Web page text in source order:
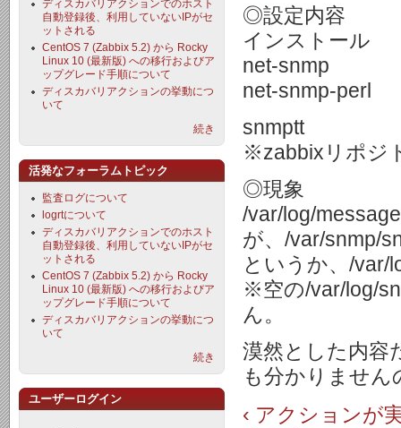
◎設定内容
インストール
net-snmp
net-snmp-perl
snmptt
※zabbixリポジ
◎現象
/var/log/
が、/var/snmp/
というか、/var/
※空の/var/log/
ん。
漠然とした内容
も分かりませ
‹ アクションが
ディスカバリアクションでのホスト
自動登録後、利用していないIPがセ
ットされる
CentOS 7 (Zabbix 5.2) から Rocky
Linux 10 (最新版) への移行およびア
ップグレード手順について
ディスカバリアクションの挙動につ
いて
続き
活発なフォーラムトピック
監査ログについて
logrtについて
ディスカバリアクションでのホスト
自動登録後、利用していないIPがセ
ットされる
CentOS 7 (Zabbix 5.2) から Rocky
Linux 10 (最新版) への移行およびア
ップグレード手順について
ディスカバリアクションの挙動につ
いて
続き
ユーザーログイン